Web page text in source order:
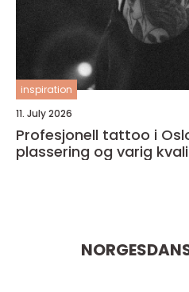
inspiration
11. July 2026
Profesjonell tattoo i
plassering og varig